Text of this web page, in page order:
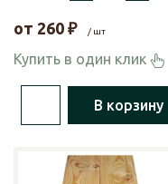
от 260 ₽ / шт
Купить в один клик
В корзину